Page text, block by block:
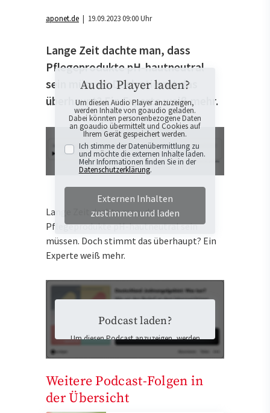
aponet.de | 19.09.2023 09:00 Uhr
Lange Zeit dachte man, dass
Pflegeprodukte pH-hautneutral
sein müssen. Doch stimmt das
überhaupt? Ein Experte weiß mehr.
Audio Player laden?
Um diesen Audio Player anzuzeigen,
werden Inhalte von goaudio geladen.
Dabei könnten personenbezogene Daten
an goaudio übermittelt und Cookies auf
Ihrem Gerät gespeichert werden.
Ich stimme der Datenübermittlung zu
und möchte die externen Inhalte laden.
Mehr Informationen finden Sie in der
Datenschutzerklärung.
Externen Inhalten
zustimmen und laden
Lange Zeit dachte man, dass
Pflegeprodukte pH-hautneutral sein
müssen. Doch stimmt das überhaupt? Ein
Experte weiß mehr.
Podcast laden?
Um diesen Podcast anzuzeigen, werden
Inhalte von Podigee geladen. Dabei
könnten personenbezogene Daten an
Gerät gespeichert werden.
Ich stimme der Datenübermittlung zu
Weitere Podcast-Folgen in
der Übersicht